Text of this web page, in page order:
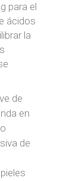
para el
ácidos
la
de
en
de